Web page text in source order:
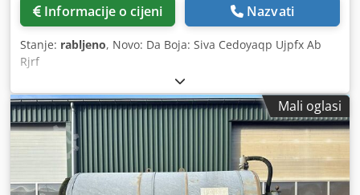
Informacije o cijeni Nazvati
Stanje: rabljeno, Novo: Da Boja: Siva Cedoyaqp Ujpfx Ab
Rjrf
Mali oglasi